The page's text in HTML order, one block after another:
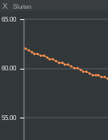
X Sluiten